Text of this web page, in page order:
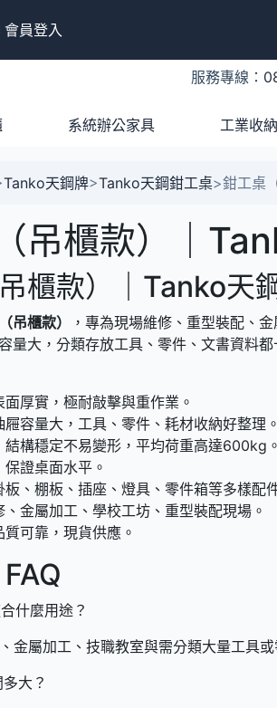
會員登入
服務專線：
系統辦公家具 工業收
Tanko天鋼牌>Tanko天鋼鉗工桌>鉗工桌
吊櫃款）｜
櫃款）｜Tanko天
吊櫃款）
，專為現場維修、重型裝配、
量大，分類存放工具、零件、文書資料
厚實，極耐敲擊與重作業。
屜容量大，工具、零件、耗材收納好整理。
結構穩定不易變形，平均荷重高達600kg。
證桌面水平。
、棚板、插座、燈具、零件箱等多樣配
金屬加工、學校工坊、重型裝配現場。
可靠，現貨供應。
什麼用途？
金屬加工、技職教室與需分類大量工具或
大？